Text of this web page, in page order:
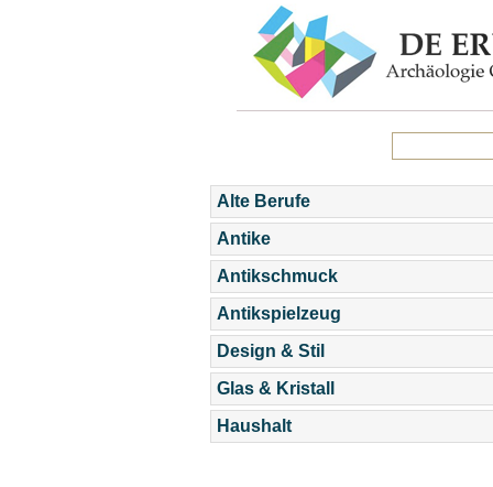
Alte Berufe
Antike
Antikschmuck
Antikspielzeug
Design & Stil
Glas & Kristall
Haushalt